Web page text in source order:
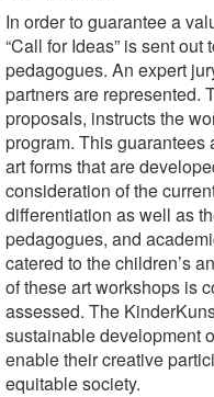
In order to guarantee a
“Call for Ideas” is sent out
pedagogues. An expert
partners are represented.
proposals, instructs the
program. This guarantees
art forms that are
consideration of the
differentiation as well as
pedagogues, and
catered to the children’s
of these art workshops is
assessed. The
sustainable development
enable their creative
equitable society.